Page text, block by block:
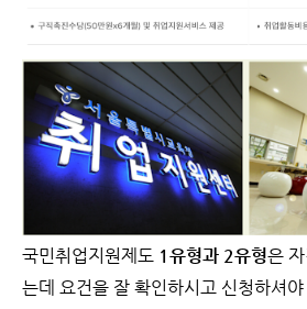
국민취업지원제도 1유형과 2유형은
는데 요건을 잘 확인하시고 신청하셔